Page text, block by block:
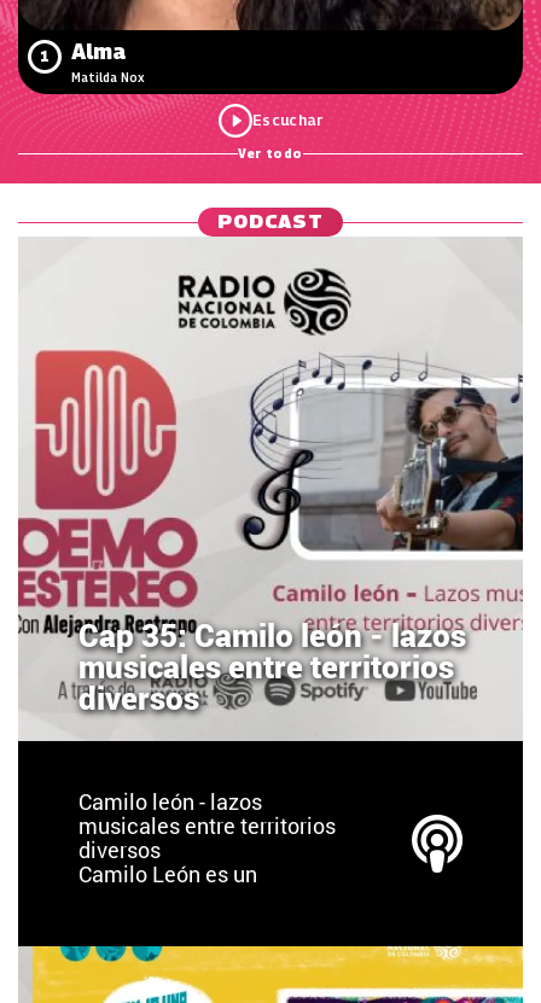
1
Matilda Nox
Alma
Ver todo
PODCAST
Cap 35: Camilo león - lazos
musicales entre territorios
diversos
Camilo león - lazos
musicales entre territorios
diversos
Camilo León es un
Desde los 10 años salió de
Colombia, ha vivido,
estudiado y adquirido